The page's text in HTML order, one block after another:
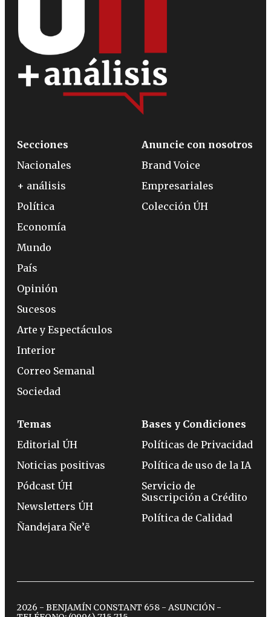
Secciones
Nacionales
+ análisis
Política
Economía
Mundo
País
Opinión
Sucesos
Arte y Espectáculos
Interior
Correo Semanal
Sociedad
Anuncie con nosotros
Brand Voice
Empresariales
Colección ÚH
Temas
Editorial ÚH
Noticias positivas
Pódcast ÚH
Newsletters ÚH
Ñandejara Ñe’ẽ
Bases y Condiciones
Políticas de Privacidad
Política de uso de la IA
Servicio de
Suscripción a Crédito
Política de Calidad
2026 - BENJAMÍN CONSTANT 658 - ASUNCIÓN -